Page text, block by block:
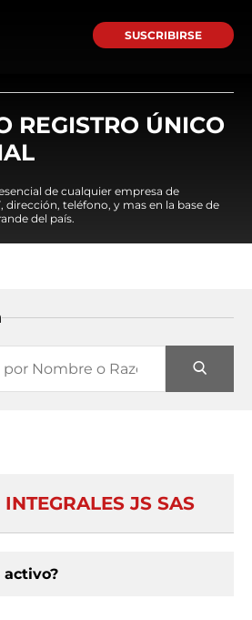
SUSCRIBIRSE
REGISTRO ÚNICO
de cualquier empresa de
dirección, teléfono, y mas en la base de
del país.
JS SAS
activo?